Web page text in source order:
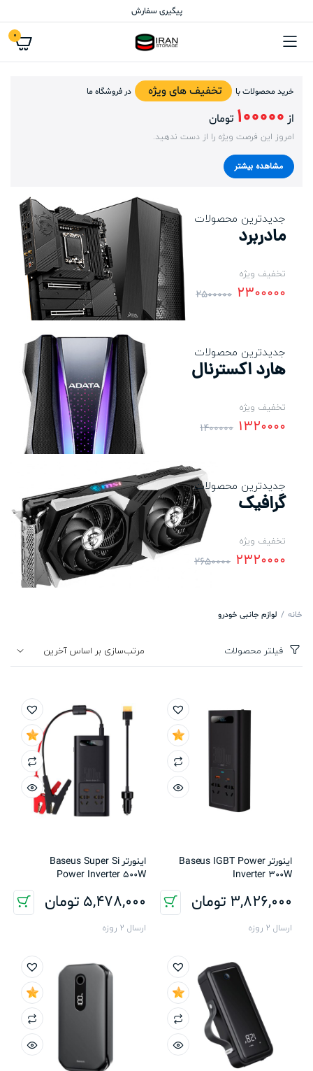
پیگیری سفارش
0
خرید محصولات با تخفیف های ویژه در فروشگاه ما
از 100000 تومان
امروز این فرصت ویژه را از دست ندهید.
مشاهده بیشتر
جدیدترین محصولات
مادربرد
تخفیف ویژه
2500000 2300000
جدیدترین محصولات
هارد اکسترنال
تخفیف ویژه
1400000 1320000
جدیدترین محصولات
گرافیک
تخفیف ویژه
2650000 2320000
خانه لوازم جانبی خودرو
فیلتر محصولات
اینورتر Baseus IGBT Power
Inverter 300W
3,826,000 تومان
ارسال 2 روزه
اینورتر Baseus Super Si
Power Inverter 500W
5,478,000 تومان
ارسال 2 روزه